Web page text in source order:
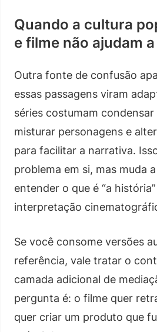
Quando a cultura
e filme não ajudam
Outra fonte de confusão
essas passagens viram
séries costumam condensar
misturar personagens e
para facilitar a narrativa.
problema em si, mas muda
entender o que é “a
interpretação
Se você consome versões
referência, vale tratar o
camada adicional de
pergunta é: o filme quer
quer criar um produto que